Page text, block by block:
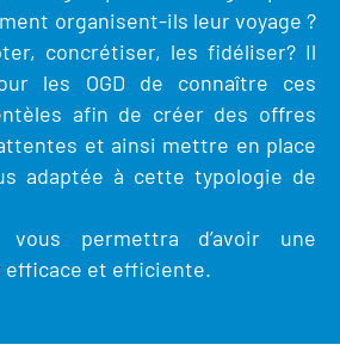
organisent-ils leur voyage ?
concrétiser, les fidéliser? Il
les OGD de connaître ces
afin de créer des offres
et ainsi mettre en place
adaptée à cette typologie de
vous permettra d’avoir une
et efficiente.